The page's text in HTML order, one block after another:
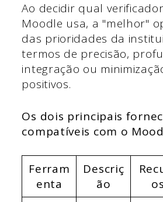
Ao decidir qual
Moodle usa, a "melhor"
das prioridades da
termos de precisão,
integração ou
positivos.
Os dois principais
compatíveis com o
Ferram
enta
Descriç
ão
os